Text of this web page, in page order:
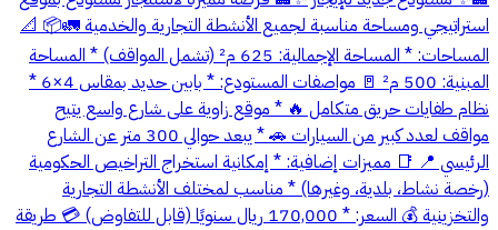
استراتيجي ومساحة مناسبة لجميع الأنشطة التجارية والخدمية 🚛📦 📐
المساحات: * المساحة الإجمالية: 625 م² (تشمل المواقف) * المساحة
المبنية: 500 م² 🚪 مواصفات المستودع: * بابين حديد بمقاس 4×6 *
نظام طفايات حريق متكامل 🔥 * موقع زاوية على شارع واسع يتيح
مواقف لعدد كبير من السيارات 🚗 * يبعد حوالي 300 متر عن الشارع
الرئيسي 📍 📑 مميزات إضافية: * إمكانية استخراج التراخيص الحكومية
(رخصة نشاط، بلدية، وغيرها) * مناسب لمختلف الأنشطة التجارية
والتخزينية 💰 السعر: * 170,000 ريال سنويًا (قابل للتفاوض) 💳 طريقة